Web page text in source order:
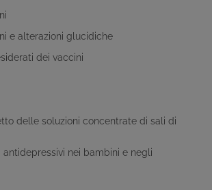
e alterazioni glucidiche
dei vaccini
delle soluzioni concentrate di sali di
antidepressivi nei bambini e negli